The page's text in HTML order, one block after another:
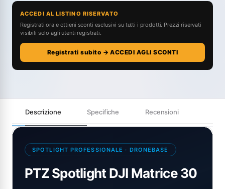
ACCEDI AL LISTINO RISERVATO
Registrati ora e ottieni sconti esclusivi su tutti i prodotti. Prezzi riservati
visibili solo agli utenti registrati.
Registrati subito → ACCEDI AGLI SCONTI
Descrizione Specifiche Recensioni
SPOTLIGHT PROFESSIONALE · DRONEBASE
PTZ Spotlight DJI Matrice 30